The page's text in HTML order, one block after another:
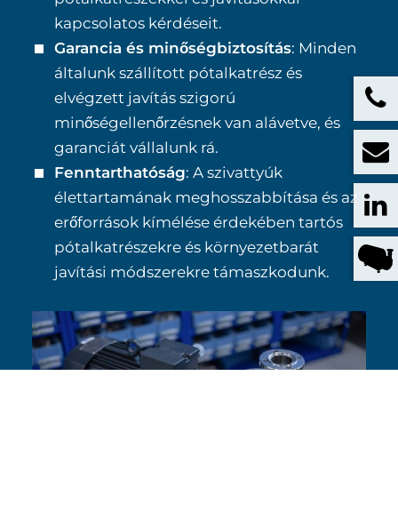
kapcsolatos kérdéseit.
Garancia és minőségbiztosítás: Minden
általunk szállított pótalkatrész és
elvégzett javítás szigorú
minőségellenőrzésnek van alávetve, és
garanciát vállalunk rá.
Fenntarthatóság: A szivattyúk
élettartamának meghosszabbítása és az
erőforrások kímélése érdekében tartós
pótalkatrészekre és környezetbarát
javítási módszerekre támaszkodunk.